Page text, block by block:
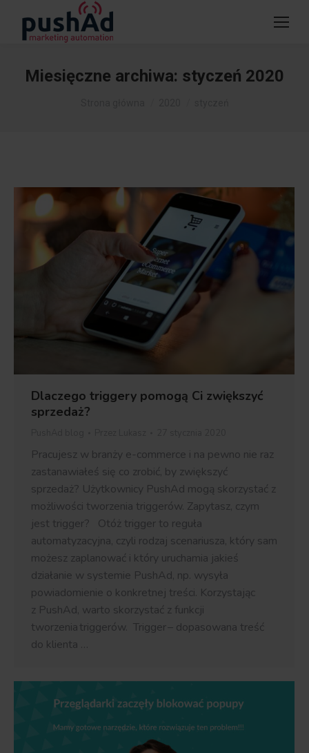
Miesięczne archiwa: styczeń 2020
Dlaczego triggery pomogą Ci zwiększyć
sprzedaż?
Pracujesz w branży e-commerce i na pewno nie raz
zastanawiałeś się co zrobić, by zwiększyć
sprzedaż? Użytkownicy PushAd mogą skorzystać z
możliwości tworzenia triggerów. Zapytasz, czym
jest trigger? Otóż trigger to reguła
automatyzacyjna, czyli rodzaj scenariusza, który sam
możesz zaplanować i który uruchamia jakieś
działanie w systemie PushAd, np. wysyła
powiadomienie o konkretnej treści. Korzystając
z PushAd, warto skorzystać z funkcji
tworzenia triggerów. Trigger – dopasowana treść
do klienta …